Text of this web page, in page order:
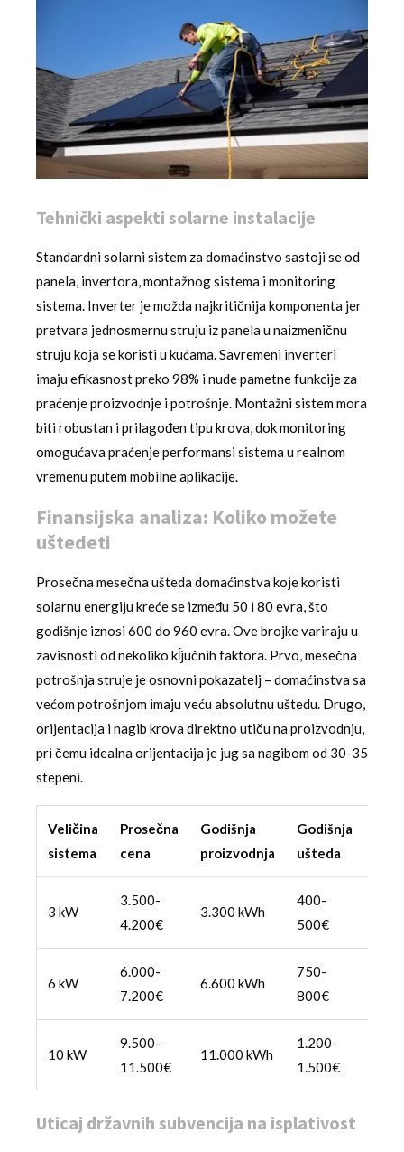
Tehnički aspekti solarne instalacije
Standardni solarni sistem za domaćinstvo sastoji se od
panela, invertora, montažnog sistema i monitoring
sistema. Inverter je možda najkritičnija komponenta jer
pretvara jednosmernu struju iz panela u naizmeničnu
struju koja se koristi u kućama. Savremeni inverteri
imaju efikasnost preko 98% i nude pametne funkcije za
praćenje proizvodnje i potrošnje. Montažni sistem mora
biti robustan i prilagođen tipu krova, dok monitoring
omogućava praćenje performansi sistema u realnom
vremenu putem mobilne aplikacije.
Finansijska analiza: Koliko možete
uštedeti
Prosečna mesečna ušteda domaćinstva koje koristi
solarnu energiju kreće se između 50 i 80 evra, što
godišnje iznosi 600 do 960 evra. Ove brojke variraju u
zavisnosti od nekoliko kĺjučnih faktora. Prvo, mesečna
potrošnja struje je osnovni pokazatelj – domaćinstva sa
većom potrošnjom imaju veću absolutnu uštedu. Drugo,
orijentacija i nagib krova direktno utiču na proizvodnju,
pri čemu idealna orijentacija je jug sa nagibom od 30-35
stepeni.
Veličina
sistema
Prosečna
cena
Godišnja
proizvodnja
Godišnja
ušteda
3 kW
3.500-
4.200€
3.300 kWh
400-
500€
6 kW
6.000-
7.200€
6.600 kWh
750-
800€
10 kW
9.500-
11.500€
11.000 kWh
1.200-
1.500€
Uticaj državnih subvencija na isplativost